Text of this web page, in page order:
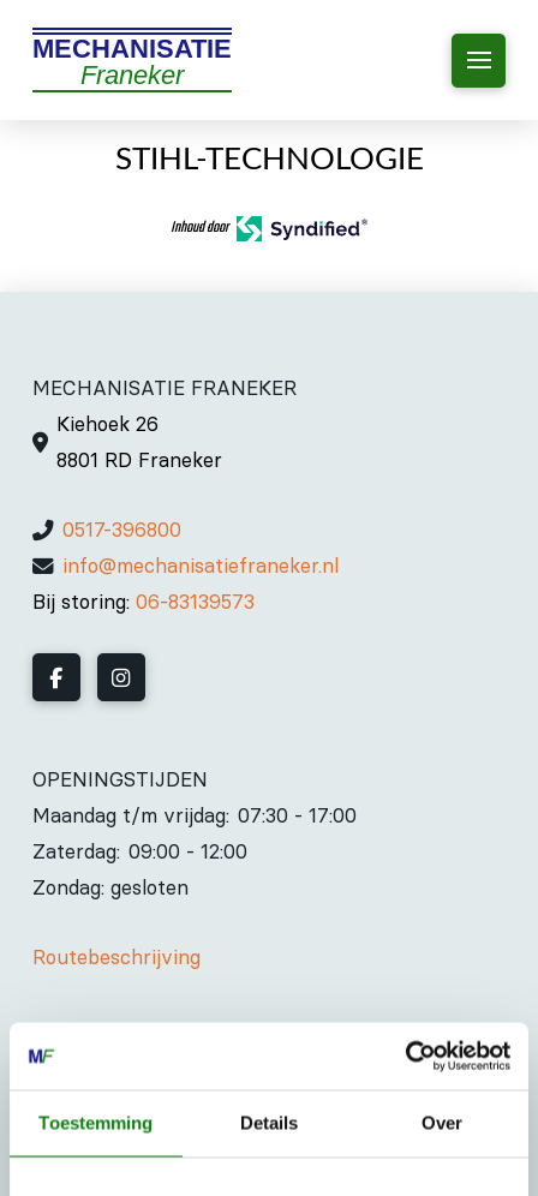
Toestemming Details Over
MECHANISATIE
Franeker
STIHL-TECHNOLOGIE
Inhoud door
MECHANISATIE FRANEKER
Kiehoek 26
8801 RD Franeker
0517-396800
info@mechanisatiefraneker.nl
Bij storing: 06-83139573
OPENINGSTIJDEN
Maandag t/m vrijdag: 07:30 - 17:00
Zaterdag: 09:00 - 12:00
Zondag: gesloten
Routebeschrijving